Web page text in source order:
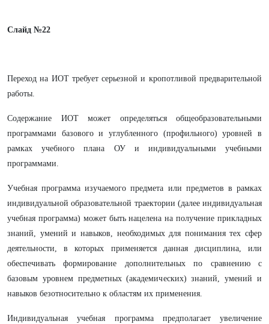
Слайд №22
Переход на ИОТ требует серьезной и кропотливой предварительной
работы.
Содержание ИОТ может определяться общеобразовательными
программами базового и углубленного (профильного) уровней в
рамках учебного плана ОУ и индивидуальными учебными
программами.
Учебная программа изучаемого предмета или предметов в рамках
индивидуальной образовательной траектории (далее индивидуальная
учебная программа) может быть нацелена на получение прикладных
знаний, умений и навыков, необходимых для понимания тех сфер
деятельности, в которых применяется данная дисциплина, или
обеспечивать формирование дополнительных по сравнению с
базовым уровнем предметных (академических) знаний, умений и
навыков безотносительно к областям их применения.
Индивидуальная учебная программа предполагает увеличение